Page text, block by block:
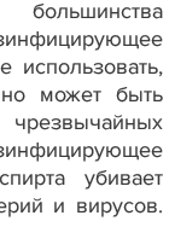
использовать,
может быть
убивает
и вирусов.